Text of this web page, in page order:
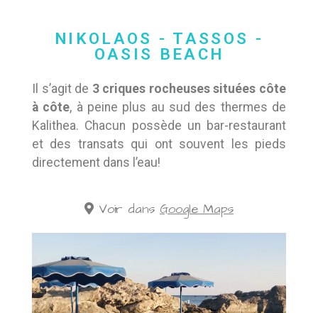
NIKOLAOS - TASSOS -
OASIS BEACH
Il s’agit de 3 criques rocheuses situées côte
à côte, à peine plus au sud des thermes de
Kalithea. Chacun possède un bar-restaurant
et des transats qui ont souvent les pieds
directement dans l’eau!
Voir dans Google Maps